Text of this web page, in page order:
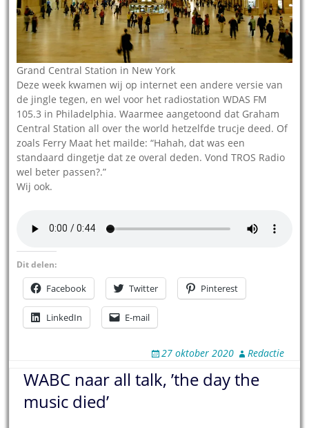
Grand Central Station in New York
Deze week kwamen wij op internet een andere versie van
de jingle tegen, en wel voor het radiostation WDAS FM
105.3 in Philadelphia. Waarmee aangetoond dat Graham
Central Station all over the world hetzelfde trucje deed. Of
zoals Ferry Maat het mailde: “Hahah, dat was een
standaard dingetje dat ze overal deden. Vond TROS Radio
wel beter passen?.”
Wij ook.
Dit delen:
Facebook Twitter Pinterest
LinkedIn E-mail
27 oktober 2020 Redactie
WABC naar all talk, ’the day the
music died’